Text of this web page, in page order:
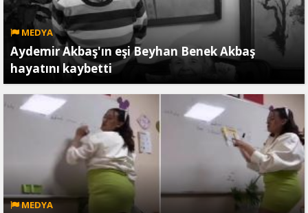
MEDYA
Aydemir Akbaş'ın eşi Beyhan Benek Akbaş
hayatını kaybetti
MEDYA